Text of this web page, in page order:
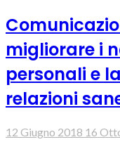
migliorare i
personali e
relazioni
12 Giugno 2018 16